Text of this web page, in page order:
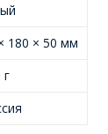
180 × 50 мм
г